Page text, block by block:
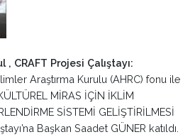
CRAFT Projesi Çalıştayı:
Araştırma Kurulu (AHRC) fonu ile
MİRAS İÇİN İKLİM
SİSTEMİ GELİŞTİRİLMESİ
Başkan Saadet GÜNER katıldı.